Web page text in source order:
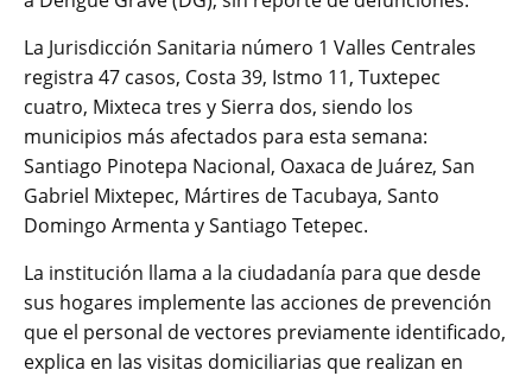
La Jurisdicción Sanitaria número 1 Valles Centrales
registra 47 casos, Costa 39, Istmo 11, Tuxtepec
cuatro, Mixteca tres y Sierra dos, siendo los
municipios más afectados para esta semana:
Santiago Pinotepa Nacional, Oaxaca de Juárez, San
Gabriel Mixtepec, Mártires de Tacubaya, Santo
Domingo Armenta y Santiago Tetepec.
La institución llama a la ciudadanía para que desde
sus hogares implemente las acciones de prevención
que el personal de vectores previamente identificado,
explica en las visitas domiciliarias que realizan en